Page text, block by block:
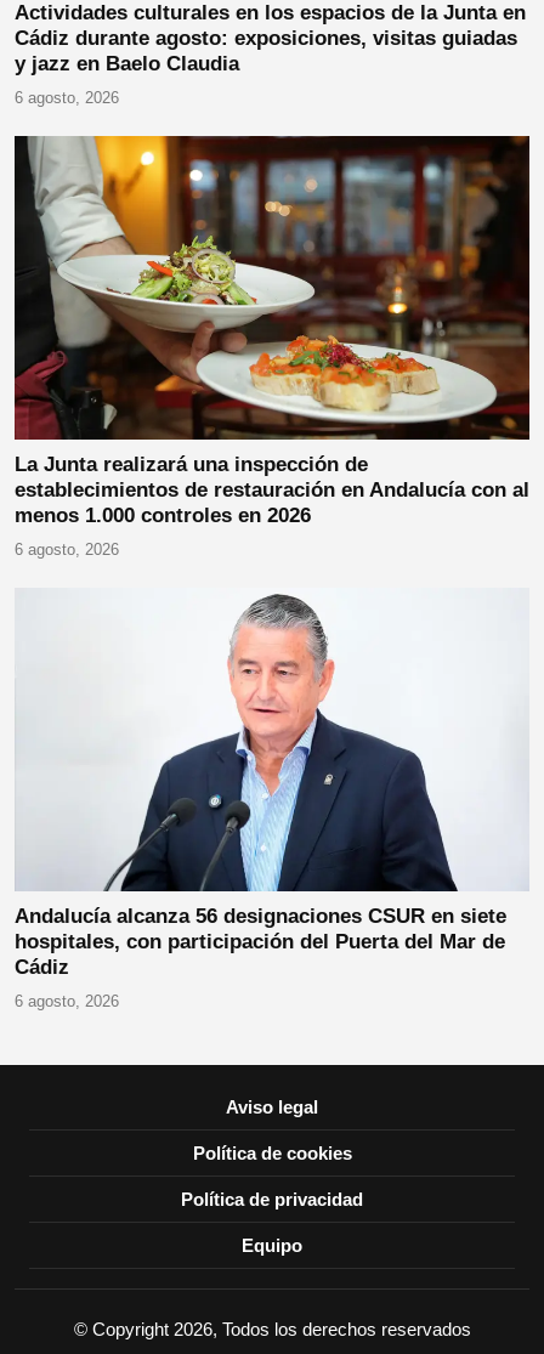
Actividades culturales en los espacios de la Junta en
Cádiz durante agosto: exposiciones, visitas guiadas
y jazz en Baelo Claudia
6 agosto, 2026
La Junta realizará una inspección de
establecimientos de restauración en Andalucía con al
menos 1.000 controles en 2026
6 agosto, 2026
Andalucía alcanza 56 designaciones CSUR en siete
hospitales, con participación del Puerta del Mar de
Cádiz
6 agosto, 2026
Aviso legal
Política de cookies
Política de privacidad
Equipo
© Copyright 2026, Todos los derechos reservados